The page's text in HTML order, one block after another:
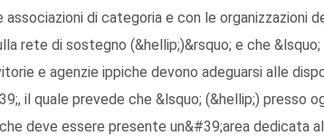
associazioni di categoria e con le organizzazioni
rete di sostegno (&hellip;)&rsquo; e che
e agenzie ippiche devono adeguarsi alle
il quale prevede che &lsquo; (&hellip;) presso
deve essere presente un&#39;area dedicata